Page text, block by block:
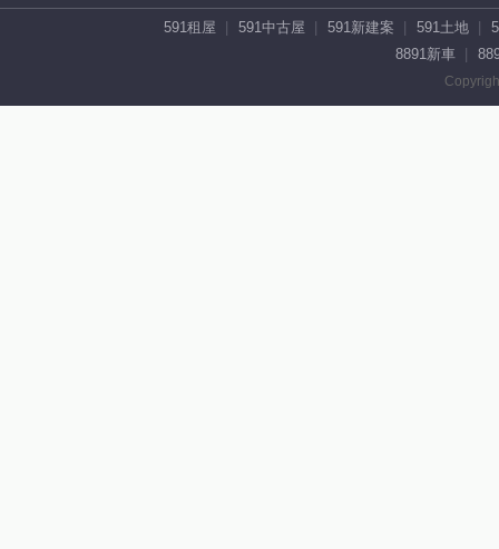
591租屋 591中古屋 591新建案 591土地
8891新車